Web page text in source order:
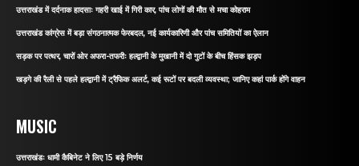
उत्तराखंड में दर्दनाक हादसाः गहरी खाई में गिरी कार, पांच लोगों की मौत से मचा कोहराम
उत्तराखंड कांग्रेस में बड़ा संगठनात्मक फेरबदल, नई कार्यकारिणी और पांच समितियों का ऐलान
सड़क पर पत्थर, चारों ओर अफरा-तफरीः हल्द्वानी के मुखानी में दो गुटों के बीच हिंसक झड़प
खड़गे की रैली से पहले हल्द्वानी में ट्रैफिक अलर्ट, कई रूटों पर बदली व्यवस्था; जानिए कहां पार्क होंगे वाहन
MUSIC
उत्तराखंडः धामी कैबिनेट ने लिए 15 बड़े निर्णय